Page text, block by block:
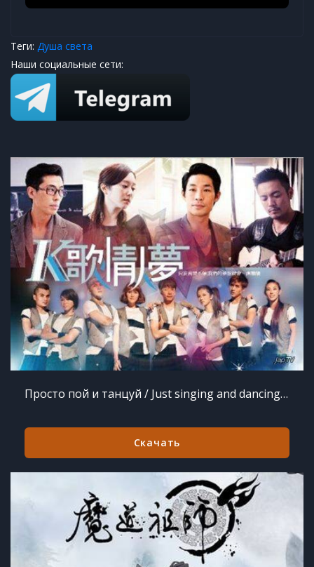
Теги: Душа света
Наши социальные сети:
Просто пой и танцуй / Just singing and dancing / K song lover / K Ge Qing Ren Meng (2013)
Скачать